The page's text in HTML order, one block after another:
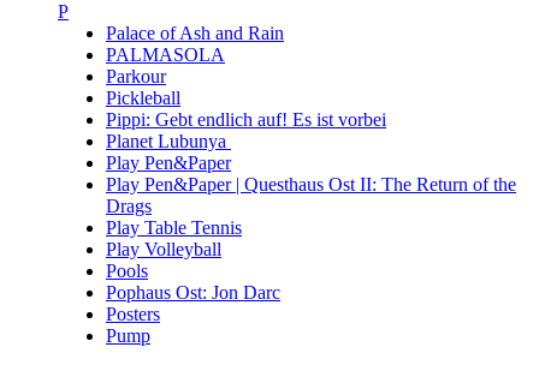
P
Palace of Ash and Rain
PALMASOLA
Parkour
Pickleball
Pippi: Gebt endlich auf! Es ist vorbei
Planet Lubunya
Play Pen&Paper
Play Pen&Paper | Questhaus Ost II: The Return of the
Drags
Play Table Tennis
Play Volleyball
Pools
Pophaus Ost: Jon Darc
Posters
Pump